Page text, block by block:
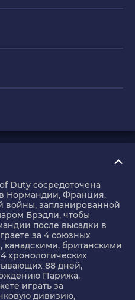
Duty сосредоточена
Нормандии, Франция,
войны, запланированной
Брэдли, чтобы
после высадки в
за 4 союзных
британскими
хронологических
88 дней,
Парижа.
играть за
дивизию,